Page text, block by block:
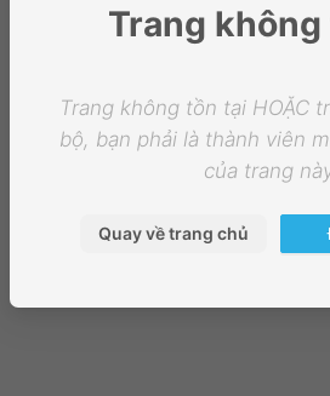
Trang
Trang không tồn tại HOẶC
bộ, bạn phải là thành viên
của trang
Quay về trang chủ